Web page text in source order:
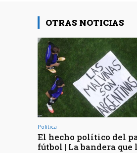
OTRAS NOTICIAS
Política
El hecho político del
fútbol | La bandera